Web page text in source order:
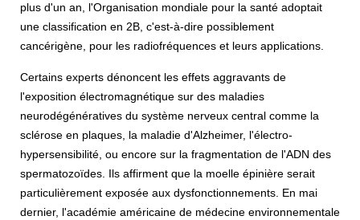
plus d'un an, l'Organisation mondiale pour la santé adoptait
une classification en 2B, c'est-à-dire possiblement
cancérigène, pour les radiofréquences et leurs applications.
Certains experts dénoncent les effets aggravants de
l'exposition électromagnétique sur des maladies
neurodégénératives du système nerveux central comme la
sclérose en plaques, la maladie d'Alzheimer, l'électro-
hypersensibilité, ou encore sur la fragmentation de l'ADN des
spermatozoïdes. Ils affirment que la moelle épinière serait
particulièrement exposée aux dysfonctionnements. En mai
dernier, l'académie américaine de médecine environnementale